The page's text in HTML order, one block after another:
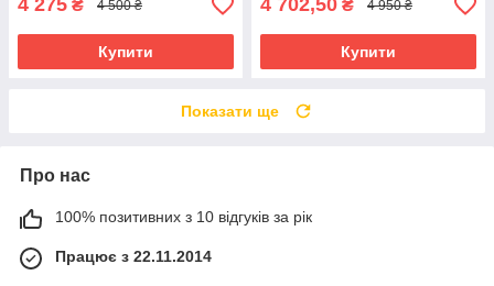
4 275 ₴ 4 500 ₴
Купити
4 702,50 ₴ 4 950 ₴
Купити
Показати ще
Про нас
100% позитивних з 10 відгуків за рік
Працює з 22.11.2014